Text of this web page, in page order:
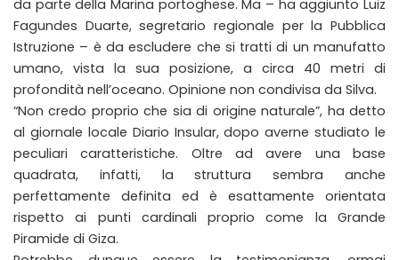
da parte della Marina portoghese. Ma – ha aggiunto Luiz
Fagundes Duarte, segretario regionale per la Pubblica
Istruzione – è da escludere che si tratti di un manufatto
umano, vista la sua posizione, a circa 40 metri di
profondità nell’oceano. Opinione non condivisa da Silva.
“Non credo proprio che sia di origine naturale”, ha detto
al giornale locale Diario Insular, dopo averne studiato le
peculiari caratteristiche. Oltre ad avere una base
quadrata, infatti, la struttura sembra anche
perfettamente definita ed è esattamente orientata
rispetto ai punti cardinali proprio come la Grande
Piramide di Giza.